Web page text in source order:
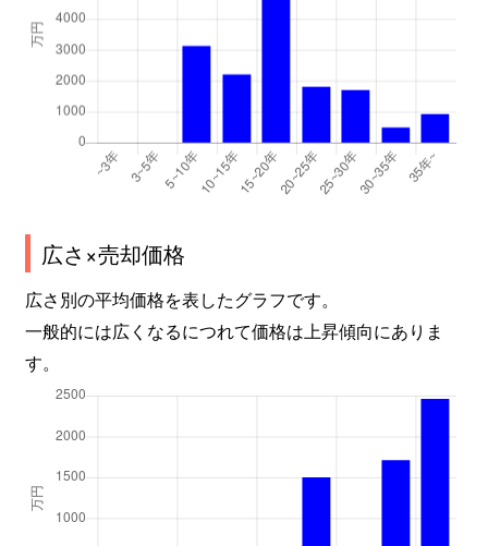
広さ×売却価格
広さ別の平均価格を表したグラフです。
一般的には広くなるにつれて価格は上昇傾向にありま
す。